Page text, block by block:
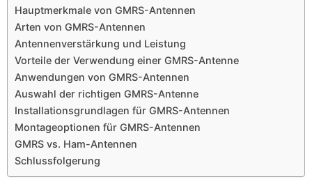
Hauptmerkmale von GMRS-Antennen
Arten von GMRS-Antennen
Antennenverstärkung und Leistung
Vorteile der Verwendung einer GMRS-Antenne
Anwendungen von GMRS-Antennen
Auswahl der richtigen GMRS-Antenne
Installationsgrundlagen für GMRS-Antennen
Montageoptionen für GMRS-Antennen
GMRS vs. Ham-Antennen
Schlussfolgerung